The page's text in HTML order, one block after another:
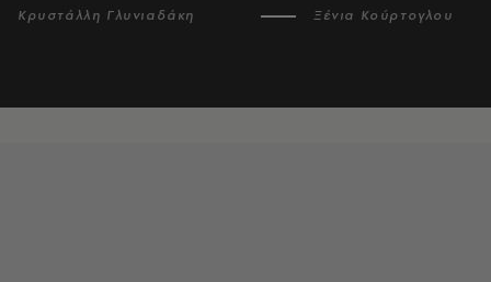
Κρυστάλλη Γλυνιαδάκη Ξένια Κούρτογλου